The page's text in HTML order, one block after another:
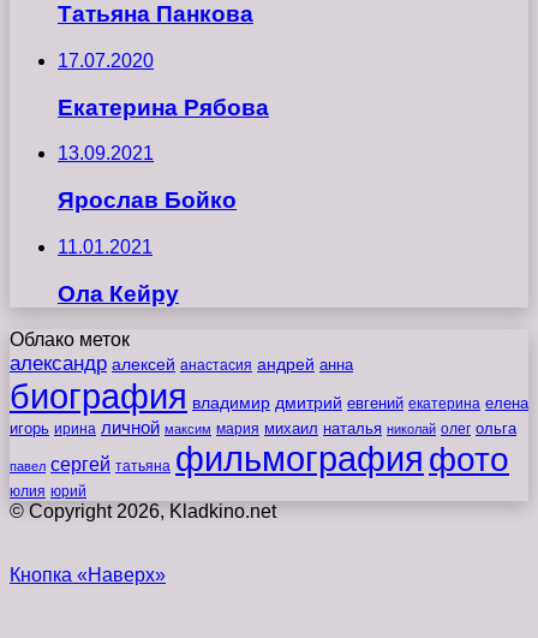
Татьяна Панкова
17.07.2020
Екатерина Рябова
13.09.2021
Ярослав Бойко
11.01.2021
Ола Кейру
Облако меток
александр алексей анастасия андрей анна
биография владимир дмитрий евгений екатерина елена
игорь ирина личной максим мария михаил наталья николай олег ольга
павел сергей татьяна фильмография фото
юлия юрий
© Copyright 2026, Kladkino.net
Кнопка «Наверх»